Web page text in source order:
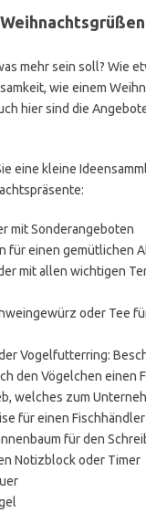
mehr sein soll? Wie
wie einem
hier sind die
eine kleine
mit Sonderangeboten
für einen gemütlichen
mit allen wichtigen
oder Tee
Vogelfutterring:
den Vögelchen einen
welches zum
für einen
für den
Notizblock oder Timer